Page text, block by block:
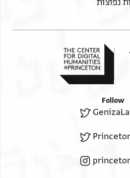
נפוצות
Follow